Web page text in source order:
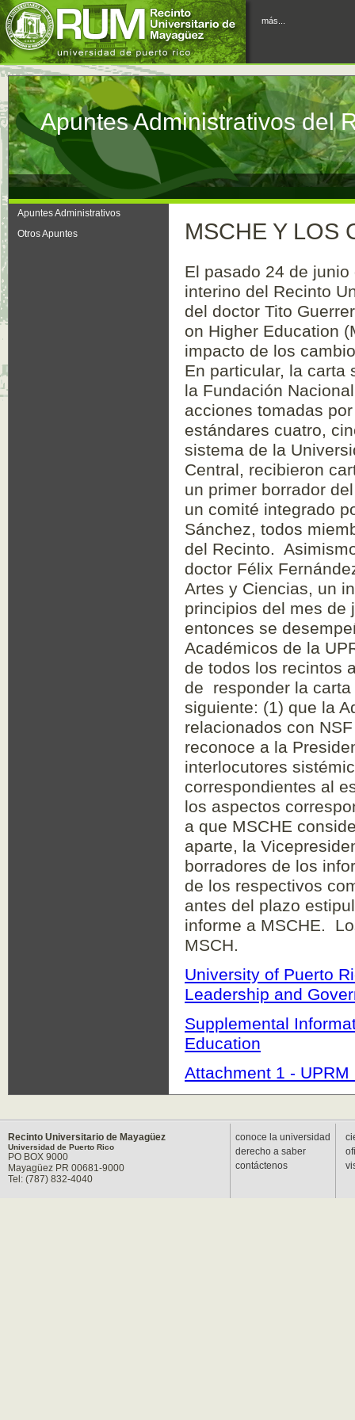
más...
Apuntes Administrativos del
Apuntes Administrativos
Otros Apuntes
MSCHE Y LOS
El pasado 24 de
interino del Recinto
del doctor Tito
on Higher Education
impacto de los
En particular, la carta
la Fundación
acciones tomadas
estándares cuatro,
sistema de la
Central, recibieron
un primer borrador
un comité integrado
Sánchez, todos
del Recinto.
doctor Félix
Artes y Ciencias, un
principios del mes de
entonces se
Académicos de la
de todos los recintos
de responder la
siguiente: (1) que la
relacionados con
reconoce a la
interlocutores
correspondientes al
los aspectos
a que MSCHE
aparte, la
borradores de los
de los respectivos
antes del plazo
informe a MSCHE.
MSCH.
University of Puerto
Leadership and
Supplemental
Education
Attachment 1 -
Recinto Universitario de Mayagüez
Universidad de Puerto Rico
PO BOX 9000
Mayagüez PR 00681-9000
Tel: (787) 832-4040
conoce la universidad
derecho a saber
contáctenos